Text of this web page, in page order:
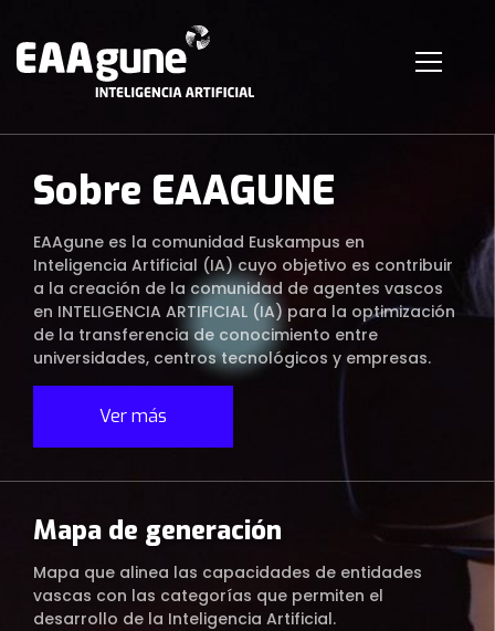
Sobre EAAGUNE
EAAgune es la comunidad Euskampus en
Inteligencia Artificial (IA) cuyo objetivo es contribuir
a la creación de la comunidad de agentes vascos
en INTELIGENCIA ARTIFICIAL (IA) para la optimización
de la transferencia de conocimiento entre
universidades, centros tecnológicos y empresas.
Ver más
Mapa de generación
Mapa que alinea las capacidades de entidades
vascas con las categorías que permiten el
desarrollo de la Inteligencia Artificial.